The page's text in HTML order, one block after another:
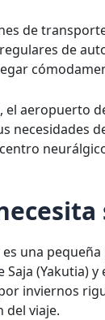
de
de
el aeropuerto
necesidades
es una
Saja (Yakutia)
inviernos
del viaje.